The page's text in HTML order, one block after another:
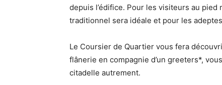
depuis l’édifice. Pour les visiteurs au
traditionnel sera idéale et pour les
Le Coursier de Quartier vous fera
flânerie en compagnie d’un greeters*,
citadelle autrement.